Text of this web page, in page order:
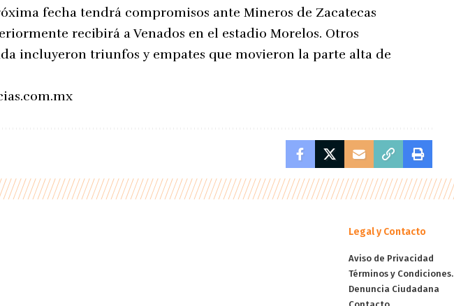
fecha tendrá compromisos ante Mineros de Zacatecas
recibirá a Venados en el estadio Morelos. Otros
incluyeron triunfos y empates que movieron la parte alta de
Legal y Contacto
Aviso de Privacidad
Términos y Condiciones.
Denuncia Ciudadana